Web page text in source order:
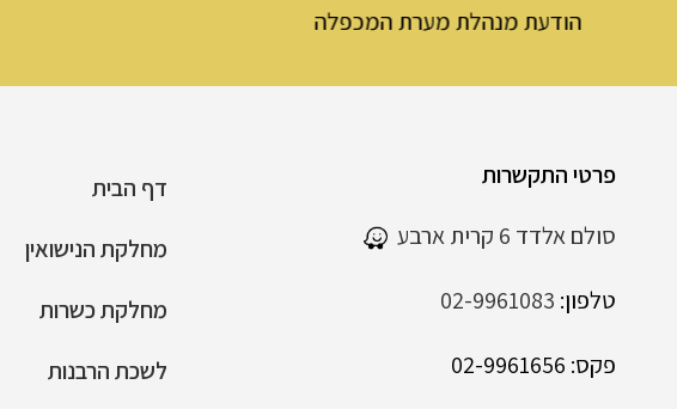
הודעת מנהלת מערת המכפלה
דף הבית
מחלקת הנישואין
מחלקת כשרות
לשכת הרבנות
פרטי התקשרות
סולם אלדד 6 קרית ארבע
טלפון: 02-9961083
פקס: 02-9961656